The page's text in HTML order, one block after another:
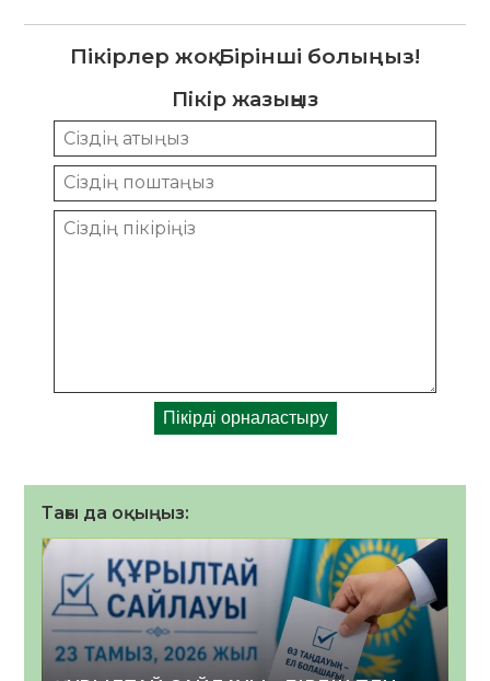
Пікірлер жоқ. Бірінші болыңыз!
Пікір жазыңыз
Тағы да оқыңыз: